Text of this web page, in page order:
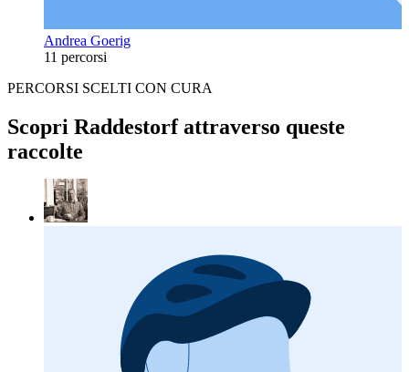
Andrea Goerig
11 percorsi
PERCORSI SCELTI CON CURA
Scopri Raddestorf attraverso queste
raccolte